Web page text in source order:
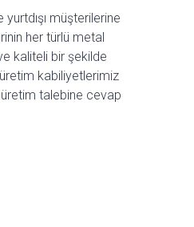
müşterilerine
her türlü metal
kaliteli bir şekilde
kabiliyetlerimiz
üretim talebine cevap